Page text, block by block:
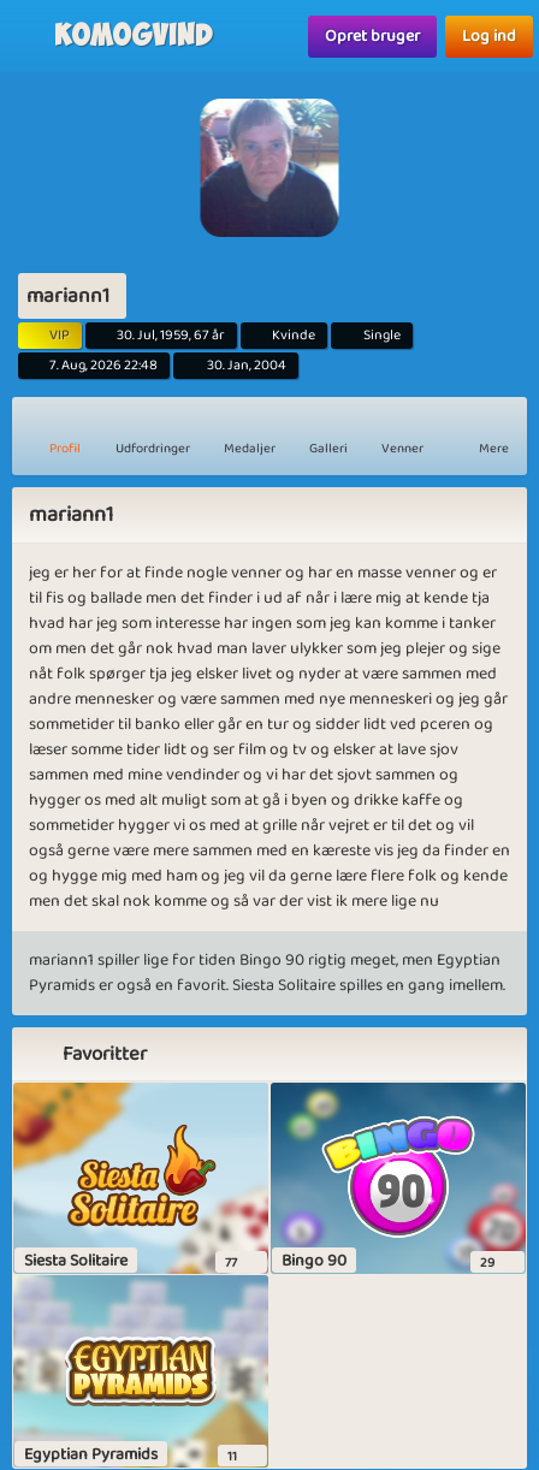
Komogvind Opret bruger Log ind
mariann1
VIP 30. Jul, 1959, 67 år Kvinde
Single
7. Aug, 2026 22:48
30. Jan, 2004
Profil Udfordringer Medaljer Galleri Venner Mere
mariann1
jeg er her for at finde nogle venner og har en masse venner og er
til fis og ballade men det finder i ud af når i lære mig at kende tja
hvad har jeg som interesse har ingen som jeg kan komme i tanker
om men det går nok hvad man laver ulykker som jeg plejer og sige
nåt folk spørger tja jeg elsker livet og nyder at være sammen med
andre mennesker og være sammen med nye menneskeri og jeg går
sommetider til banko eller går en tur og sidder lidt ved pceren og
læser somme tider lidt og ser film og tv og elsker at lave sjov
sammen med mine vendinder og vi har det sjovt sammen og
hygger os med alt muligt som at gå i byen og drikke kaffe og
sommetider hygger vi os med at grille når vejret er til det og vil
også gerne være mere sammen med en kæreste vis jeg da finder en
og hygge mig med ham og jeg vil da gerne lære flere folk og kende
men det skal nok komme og så var der vist ik mere lige nu
mariann1 spiller lige for tiden Bingo 90 rigtig meget, men Egyptian
Pyramids er også en favorit. Siesta Solitaire spilles en gang imellem.
Favoritter
Siesta Solitaire 77 Bingo 90 29
Egyptian Pyramids 11